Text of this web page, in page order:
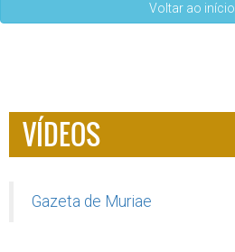
Voltar ao início
VÍDEOS
Gazeta de Muriae